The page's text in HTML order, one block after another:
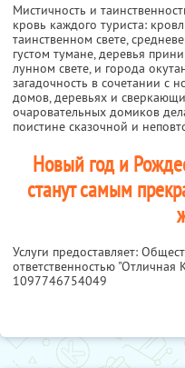
Мистичность и
кровь каждого туриста:
таинственном свете,
густом тумане, деревья
лунном свете, и города
загадочность в сочетании с
домов, деревьях и
очаровательных домиков
поистине сказочной и
Новый год и
станут самым
Услуги предоставляет:
ответственностью "Отличная
1097746754049